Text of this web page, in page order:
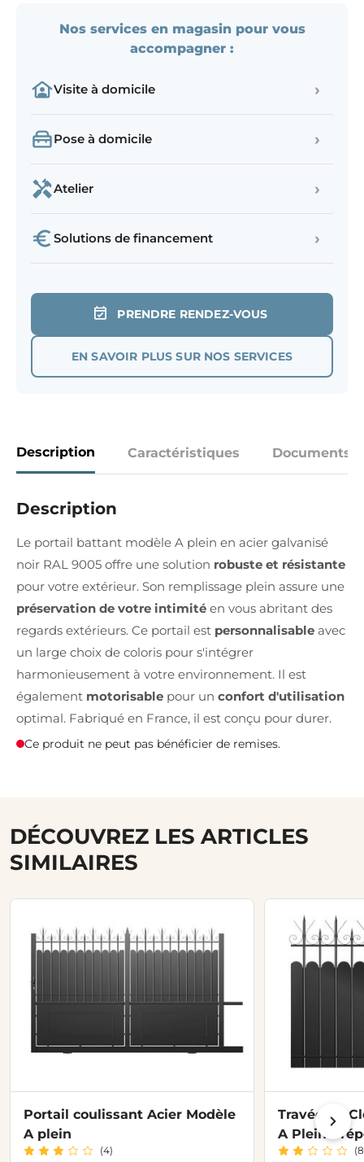
Nos services en magasin pour vous
accompagner :
Visite à domicile ›
Pose à domicile ›
Atelier ›
Solutions de financement ›
PRENDRE RENDEZ-VOUS
EN SAVOIR PLUS SUR NOS SERVICES
Description Caractéristiques Documents
Description
Le portail battant modèle A plein en acier galvanisé
noir RAL 9005 offre une solution robuste et résistante
pour votre extérieur. Son remplissage plein assure une
préservation de votre intimité en vous abritant des
regards extérieurs. Ce portail est personnalisable avec
un large choix de coloris pour s'intégrer
harmonieusement à votre environnement. Il est
également motorisable pour un confort d'utilisation
optimal. Fabriqué en France, il est conçu pour durer.
Ce produit ne peut pas bénéficier de remises.
DÉCOUVREZ LES ARTICLES
SIMILAIRES
Portail coulissant Acier Modèle
A plein
(4)
Travée de
A Plein
H.120 cm